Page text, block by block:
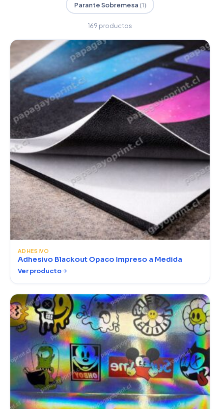
Parante Sobremesa (1)
169 productos
ADHESIVO
Adhesivo Blackout Opaco Impreso a Medida
Ver producto